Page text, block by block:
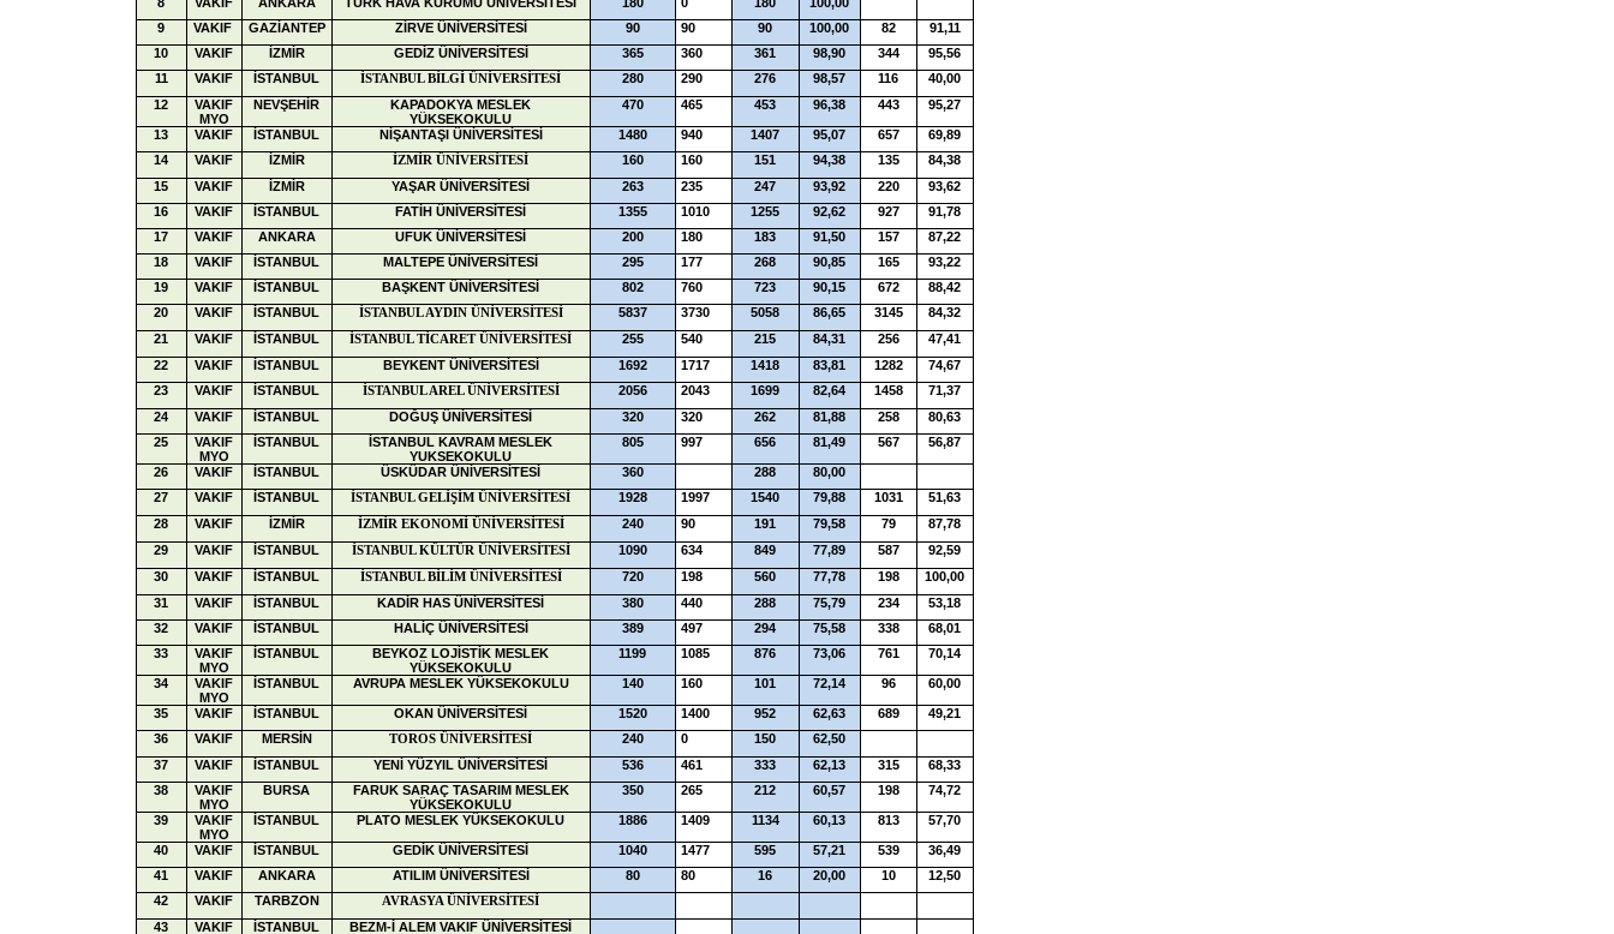
9
VAKIF GAZİANTEP ZİRVE ÜNİVERSİTESİ 90 90 90 100,00 82
91,11
10
VAKIF İZMİR GEDİZ ÜNİVERSİTESİ 365 360 361 98,90 344
95,56
11
VAKIF İSTANBUL İSTANBUL BİLGİ ÜNİVERSİTESİ 280 290 276 98,57 116
40,00
12
VAKIF
MYO
NEVŞEHİR
KAPADOKYA MESLEK
YÜKSEKOKULU
470 465 453 96,38 443 95,27
13 VAKIF İSTANBUL NİŞANTAŞI ÜNİVERSİTESİ 1480 940 1407 95,07 657
69,89
14
VAKIF İZMİR İZMİR ÜNİVERSİTESİ 160 160 151 94,38 135
84,38
15
VAKIF İZMİR YAŞAR ÜNİVERSİTESİ 263 235 247 93,92 220
93,62
16
VAKIF İSTANBUL FATİH ÜNİVERSİTESİ 1355 1010 1255 92,62 927
91,78
17
VAKIF ANKARA UFUK ÜNİVERSİTESİ 200 180 183 91,50 157
87,22
18
VAKIF İSTANBUL MALTEPE ÜNİVERSİTESİ 295 177 268 90,85 165
93,22
19
VAKIF İSTANBUL BAŞKENT ÜNİVERSİTESİ 802 760 723 90,15 672
88,42
20
VAKIF İSTANBUL İSTANBUL AYDIN ÜNİVERSİTESİ 5837 3730 5058 86,65 3145
84,32
21
VAKIF İSTANBUL İSTANBUL TİCARET ÜNİVERSİTESİ 255 540 215 84,31 256
47,41
22
VAKIF İSTANBUL BEYKENT ÜNİVERSİTESİ 1692 1717 1418 83,81 1282
74,67
23
VAKIF İSTANBUL İSTANBUL AREL ÜNİVERSİTESİ 2056 2043 1699 82,64 1458
71,37
24
VAKIF İSTANBUL DOĞUŞ ÜNİVERSİTESİ 320 320 262 81,88 258
80,63
25
VAKIF
MYO
İSTANBUL
İSTANBUL KAVRAM MESLEK
YUKSEKOKULU
805 997 656 81,49 567 56,87
26 VAKIF İSTANBUL ÜSKÜDAR ÜNİVERSİTESİ 360 288
80,00
27
VAKIF İSTANBUL İSTANBUL GELİŞİM ÜNİVERSİTESİ 1928 1997 1540 79,88 1031
51,63
28
VAKIF İZMİR İZMİR EKONOMİ ÜNİVERSİTESİ 240 90 191 79,58 79
87,78
29
VAKIF İSTANBUL İSTANBUL KÜLTÜR ÜNİVERSİTESİ 1090 634 849 77,89 587
92,59
30
VAKIF İSTANBUL İSTANBUL BİLİM ÜNİVERSİTESİ 720 198 560 77,78 198
100,00
31
VAKIF İSTANBUL KADİR HAS ÜNİVERSİTESİ 380 440 288 75,79 234
53,18
32
VAKIF İSTANBUL HALİÇ ÜNİVERSİTESİ 389 497 294 75,58 338
68,01
33
VAKIF
MYO
İSTANBUL
BEYKOZ LOJİSTİK MESLEK
YÜKSEKOKULU
1199 1085 876 73,06 761 70,14
34
VAKIF
MYO
İSTANBUL AVRUPA MESLEK YÜKSEKOKULU 140 160 101 72,14 96 60,00
35 VAKIF İSTANBUL OKAN ÜNİVERSİTESİ 1520 1400 952 62,63 689
49,21
36
VAKIF MERSİN TOROS ÜNİVERSİTESİ 240 0 150
62,50
37
VAKIF İSTANBUL YENİ YÜZYIL ÜNİVERSİTESİ 536 461 333 62,13 315
68,33
38
VAKIF
MYO
BURSA
FARUK SARAÇ TASARIM MESLEK
YÜKSEKOKULU
350 265 212 60,57 198 74,72
39
VAKIF
MYO
İSTANBUL PLATO MESLEK YÜKSEKOKULU 1886 1409 1134 60,13 813 57,70
40 VAKIF İSTANBUL GEDİK ÜNİVERSİTESİ 1040 1477 595 57,21 539
36,49
41
VAKIF ANKARA ATILIM ÜNİVERSİTESİ 80 80 16 20,00 10
12,50
42
VAKIF TARBZON AVRASYA ÜNİVERSİTESİ
43 VAKIF İSTANBUL BEZM-İ ALEM VAKIF ÜNİVERSİTESİ